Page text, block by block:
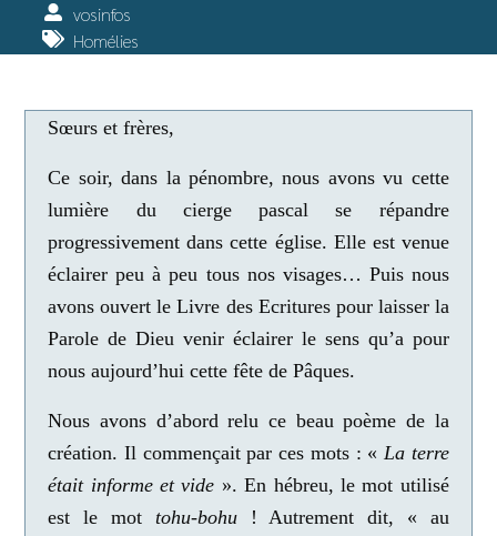
vosinfos
Homélies
Sœurs et frères,
Ce soir, dans la pénombre, nous avons vu cette
lumière du cierge pascalse répandre
progressivement dans cette église. Elle est venue
éclairer peu à peu tous nos visages… Puis nous
avons ouvert le Livre des Ecritures pour laisser la
Parole de Dieu venir éclairer le sens qu’a pour
nous aujourd’hui cette fête de Pâques.
Nous avons d’abord relu ce beau poème de la
création. Il commençait par ces mots : « La terre
était informe et vide ». En hébreu, le mot utilisé
est le mot tohu-bohu! Autrement dit, « au